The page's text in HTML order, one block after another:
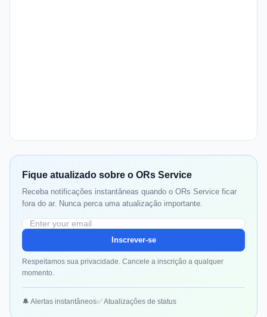
Fique atualizado sobre o ORs Service
Receba notificações instantâneas quando o ORs Service ficar
fora do ar. Nunca perca uma atualização importante.
Inscrever-se
Respeitamos sua privacidade. Cancele a inscrição a qualquer
momento.
🔔 Alertas instantâneos✅ Atualizações de status